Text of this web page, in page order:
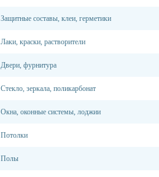
Защитные составы, клеи, герметики
Лаки, краски, растворители
Двери, фурнитура
Стекло, зеркала, поликарбонат
Окна, оконные системы, лоджии
Потолки
Полы